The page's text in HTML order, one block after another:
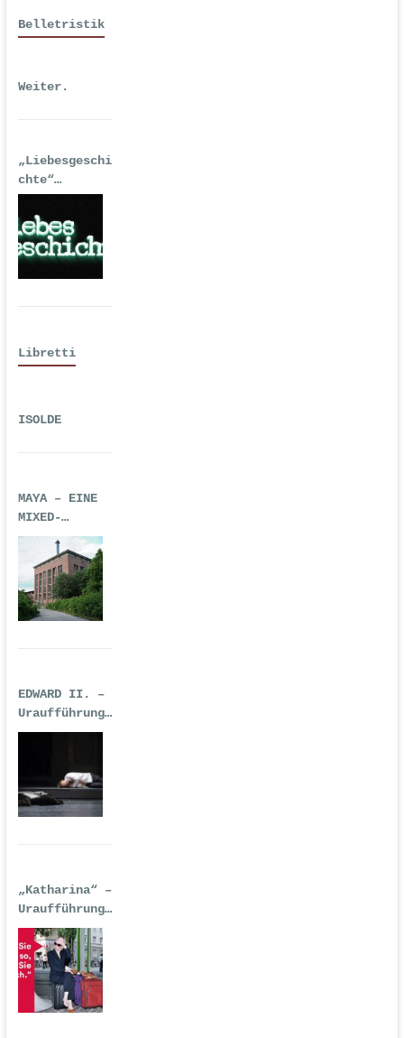
Belletristik
Weiter.
„Liebesgeschi
chte“
| Erstausgabe
2016 als
Hörspiel
Libretti
ISOLDE
MAYA – EINE
MIXED-
REALITY-
TECHNO-OPER
EDWARD II. –
Uraufführung
| Premiere:
Deutsche Oper
Berlin
„Katharina“ –
Uraufführung
| 14.
September
2016